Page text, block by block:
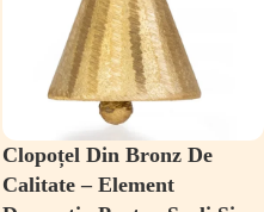
Clopoțel Din Bronz De
Calitate – Element